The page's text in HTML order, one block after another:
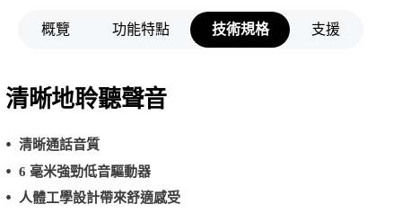
概覽 功能特點 技術規格 支援
清晰地聆聽聲音
清晰通話音質
6 毫米強勁低音驅動器
人體工學設計帶來舒適感受